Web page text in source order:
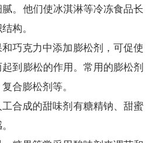
。他们使冰淇淋等冷冻食品长
构。
巧克力中添加膨松剂，可促使
到膨松的作用。常用的膨松剂
合膨松剂等。
合成的甜味剂有糖精钠、甜蜜